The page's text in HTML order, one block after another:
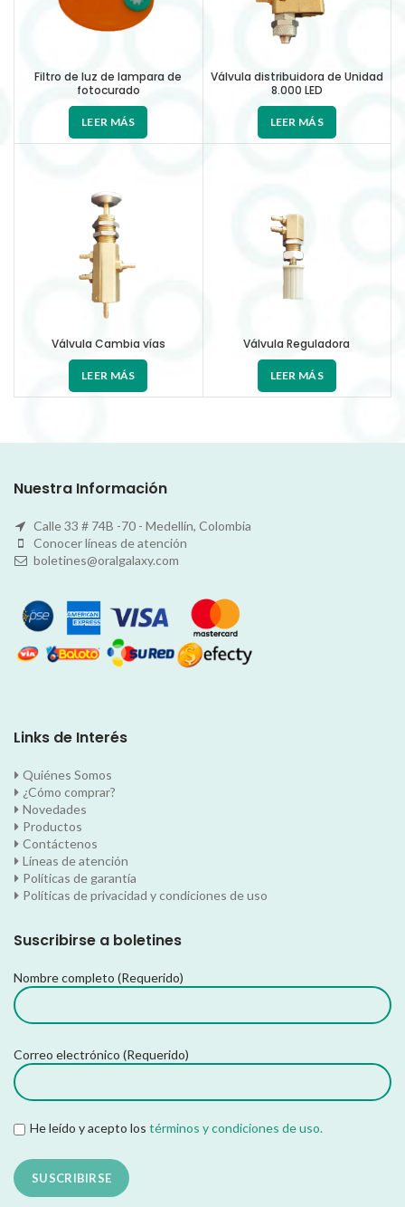
Filtro de luz de lampara de
fotocurado
LEER MÁS
Válvula distribuidora de Unidad
8.000 LED
LEER MÁS
Válvula Cambia vías
LEER MÁS
Válvula Reguladora
LEER MÁS
Nuestra Información
Calle 33 # 74B -70 - Medellín, Colombia
Conocer líneas de atención
boletines@oralgalaxy.com
Links de Interés
Quiénes Somos
¿Cómo comprar?
Novedades
Productos
Contáctenos
Líneas de atención
Políticas de garantía
Políticas de privacidad y condiciones de uso
Suscribirse a boletines
Nombre completo (Requerido)
Correo electrónico (Requerido)
He leído y acepto los términos y condiciones de uso.